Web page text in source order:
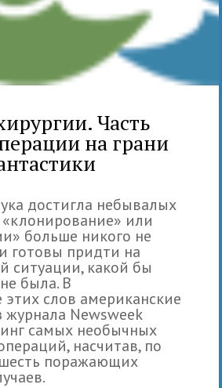
Часть
на грани
достигла небывалых
или
больше никого не
готовы придти на
ситуации, какой бы
была. В
слов американские
журнала Newsweek
самых необычных
насчитав, по
поражающих